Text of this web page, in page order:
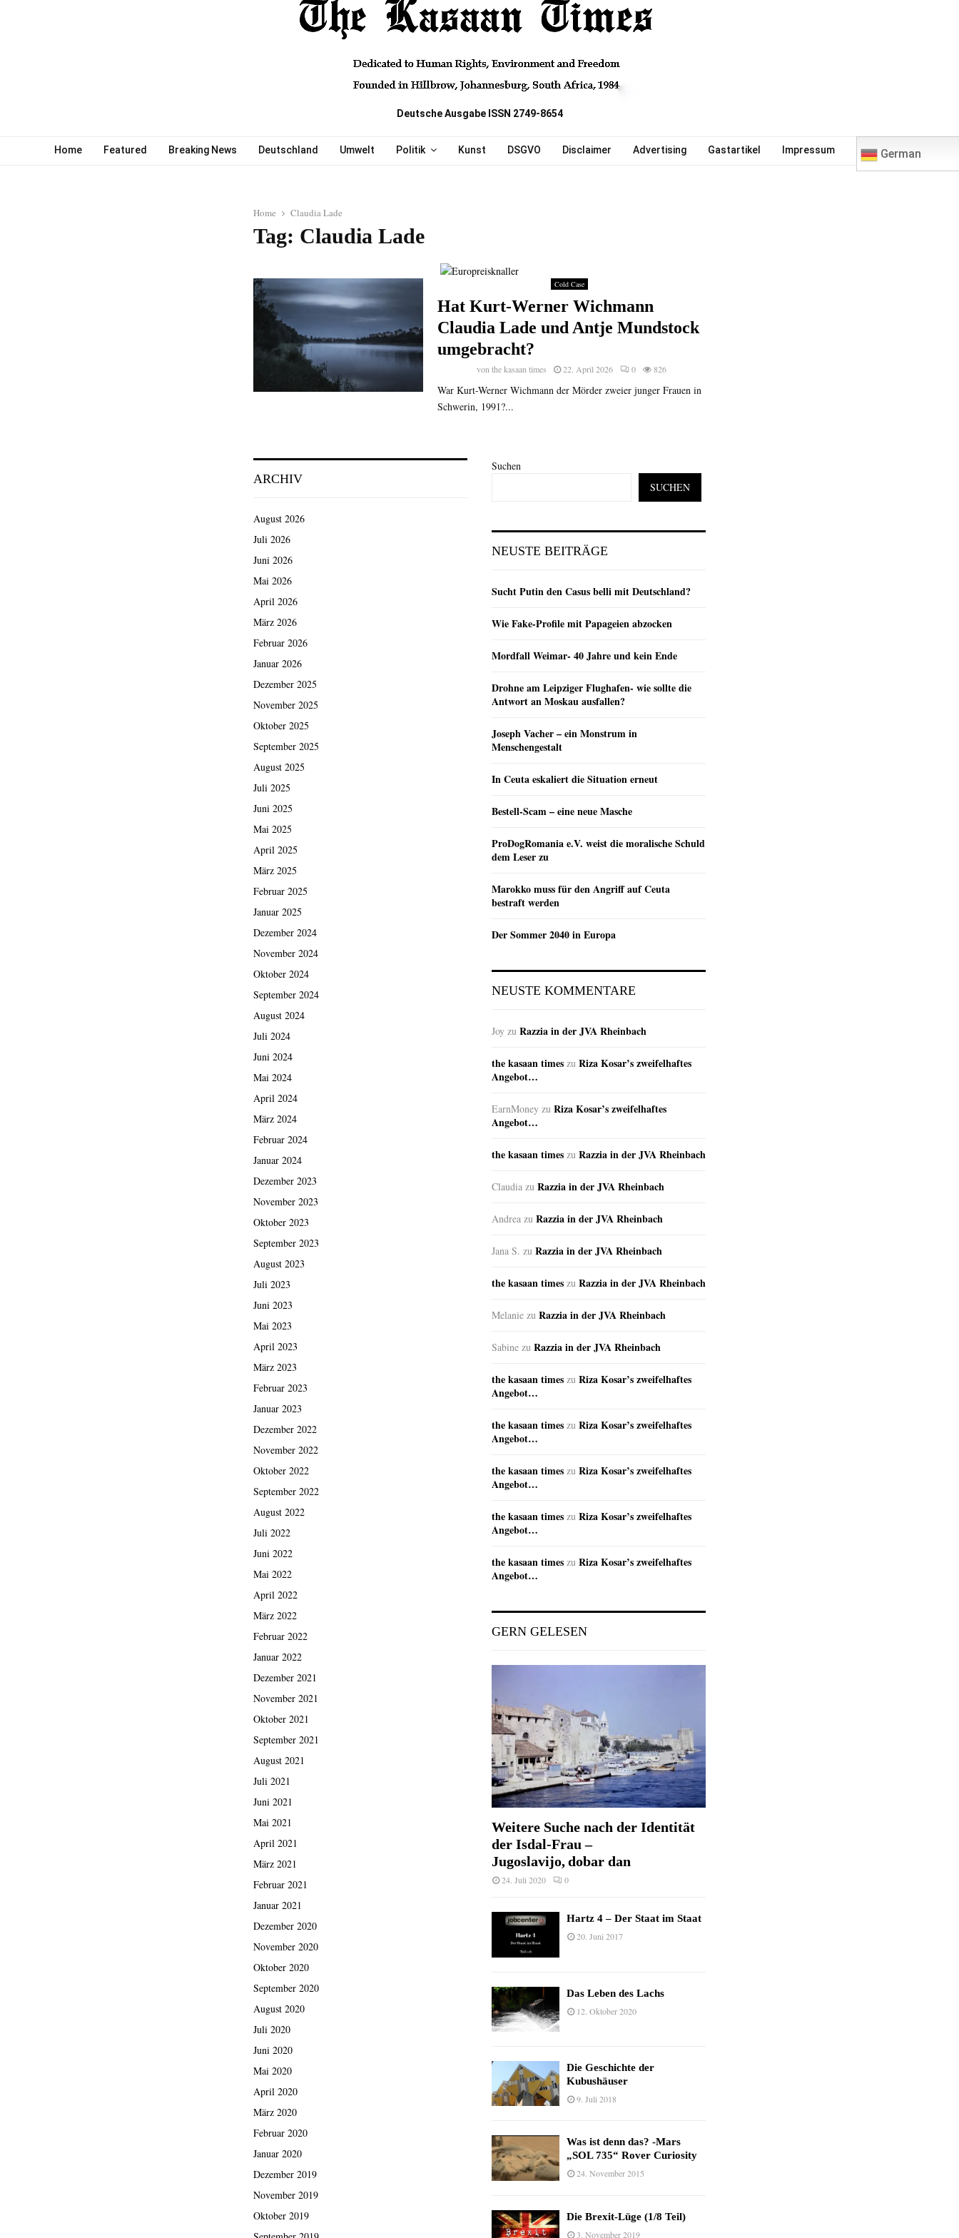
Deutsche Ausgabe ISSN 2749-8654
Home Featured Breaking News Deutschland Umwelt Politik Kunst DSGVO Disclaimer Advertising Gastartikel Impressum German
Home Claudia Lade
Tag: Claudia Lade
Cold Case
Hat Kurt-Werner Wichmann
Claudia Lade und Antje Mundstock
umgebracht?
vonthe kasaan times 22. April 2026 0 826
War Kurt-Werner Wichmann der Mörder zweier junger Frauen in
Schwerin, 1991?...
ARCHIV
August 2026
Juli 2026
Juni 2026
Mai 2026
April 2026
März 2026
Februar 2026
Januar 2026
Dezember 2025
November 2025
Oktober 2025
September 2025
August 2025
Juli 2025
Juni 2025
Mai 2025
April 2025
März 2025
Februar 2025
Januar 2025
Dezember 2024
November 2024
Oktober 2024
September 2024
August 2024
Juli 2024
Juni 2024
Mai 2024
April 2024
März 2024
Februar 2024
Januar 2024
Dezember 2023
November 2023
Oktober 2023
September 2023
August 2023
Juli 2023
Juni 2023
Mai 2023
April 2023
März 2023
Februar 2023
Januar 2023
Dezember 2022
November 2022
Oktober 2022
September 2022
August 2022
Juli 2022
Juni 2022
Mai 2022
April 2022
März 2022
Februar 2022
Januar 2022
Dezember 2021
November 2021
Oktober 2021
September 2021
August 2021
Juli 2021
Juni 2021
Mai 2021
April 2021
März 2021
Februar 2021
Januar 2021
Dezember 2020
November 2020
Oktober 2020
September 2020
August 2020
Juli 2020
Juni 2020
Mai 2020
April 2020
März 2020
Februar 2020
Januar 2020
Dezember 2019
November 2019
Oktober 2019
Suchen
SUCHEN
NEUSTE BEITRÄGE
Sucht Putin den Casus belli mit Deutschland?
Wie Fake-Profile mit Papageien abzocken
Mordfall Weimar- 40 Jahre und kein Ende
Drohne am Leipziger Flughafen- wie sollte die
Antwort an Moskau ausfallen?
Joseph Vacher – ein Monstrum in
Menschengestalt
In Ceuta eskaliert die Situation erneut
Bestell-Scam – eine neue Masche
ProDogRomania e.V. weist die moralische Schuld
dem Leser zu
Marokko muss für den Angriff auf Ceuta
bestraft werden
Der Sommer 2040 in Europa
NEUSTE KOMMENTARE
Joy zu Razzia in der JVA Rheinbach
the kasaan times zu Riza Kosar’s zweifelhaftes
Angebot…
EarnMoney zu Riza Kosar’s zweifelhaftes
Angebot…
the kasaan times zu Razzia in der JVA Rheinbach
Claudia zu Razzia in der JVA Rheinbach
Andrea zu Razzia in der JVA Rheinbach
Jana S. zu Razzia in der JVA Rheinbach
the kasaan times zu Razzia in der JVA Rheinbach
Melanie zu Razzia in der JVA Rheinbach
Sabine zu Razzia in der JVA Rheinbach
the kasaan times zu Riza Kosar’s zweifelhaftes
Angebot…
the kasaan times zu Riza Kosar’s zweifelhaftes
Angebot…
the kasaan times zu Riza Kosar’s zweifelhaftes
Angebot…
the kasaan times zu Riza Kosar’s zweifelhaftes
Angebot…
the kasaan times zu Riza Kosar’s zweifelhaftes
Angebot…
GERN GELESEN
Weitere Suche nach der Identität
der Isdal-Frau –
Jugoslavijo, dobar dan
24. Juli 2020 0
Hartz 4 – Der Staat im Staat
20. Juni 2017
Das Leben des Lachs
12. Oktober 2020
Die Geschichte der
Kubushäuser
9. Juli 2018
Was ist denn das? -Mars
„SOL 735“ Rover Curiosity
24. November 2015
Die Brexit-Lüge (1/8 Teil)
3. November 2019